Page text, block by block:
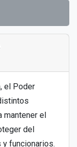
el Poder
el
del
funcionarios.